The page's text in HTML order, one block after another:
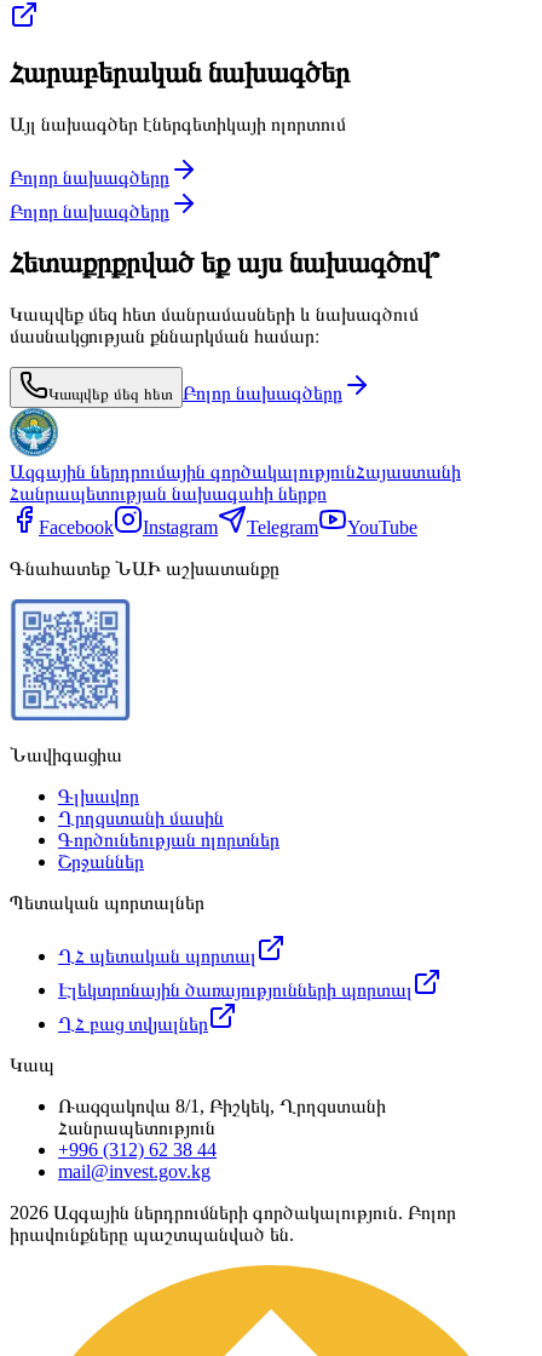
Հարաբերական նախագծեր
Այլ նախագծեր էներգետիկայի ոլորտում
Բոլոր նախագծերը
Բոլոր նախագծերը
Հետաքրքրված եք այս նախագծով՞
Կապվեք մեզ հետ մանրամասների և նախագծում
մասնակցության քննարկման համար։
Կապվեք մեզ հետ Բոլոր նախագծերը
Ազգային ներդրումային գործակալությունՀայաստանի
Հանրապետության նախագահի ներքո
Facebook
Instagram Telegram
YouTube
Գնահատեք ՆԱԻ աշխատանքը
Նավիգացիա
Գլխավոր
Ղրղզստանի մասին
Գործունեության ոլորտներ
Շրջաններ
Պետական պորտալներ
ՂՀ պետական պորտալ
Էլեկտրոնային ծառայությունների պորտալ
ՂՀ բաց տվյալներ
Կապ
Ռազզակովա 8/1, Բիշկեկ, Ղրղզստանի
Հանրապետություն
+996 (312) 62 38 44
mail@invest.gov.kg
2026 Ազգային ներդրումների գործակալություն. Բոլոր
իրավունքները պաշտպանված են.